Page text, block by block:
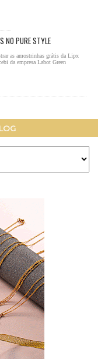
NO PURE STYLE
as amostrinhas grátis da Lipx
da empresa Labot Green